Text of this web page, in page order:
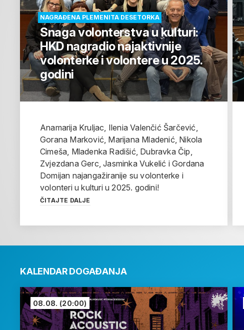
NAGRAĐENA PLEMENITA DESETORKA
Snaga volonterstva u kulturi:
HKD nagradio najaktivnije
volonterke i volontere u 2025.
godini
Anamarija Kruljac, Ilenia Valenčić Šarčević,
Gorana Marković, Marijana Mladenić, Nikola
Cimeša, Mladenka Radišić, Dubravka Čip,
Zvjezdana Gerc, Jasminka Vukelić i Gordana
Domijan najangažiranije su volonterke i
volonteri u kulturi u 2025. godini!
ČITAJTE DALJE
KALENDAR DOGAĐANJA
08.08. (20:00)